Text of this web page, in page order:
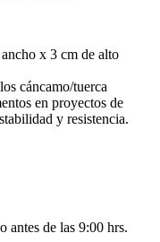
x 3 cm de alto
cáncamo/tuerca
en proyectos de
y resistencia.
antes de las 9:00 hrs.